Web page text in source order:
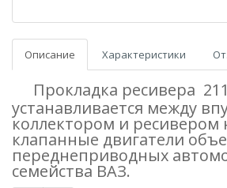
Описание Характеристики
Прокладка ресивера
устанавливается между
коллектором и ресивером
клапанные двигатели
переднеприводных
семейства ВАЗ.